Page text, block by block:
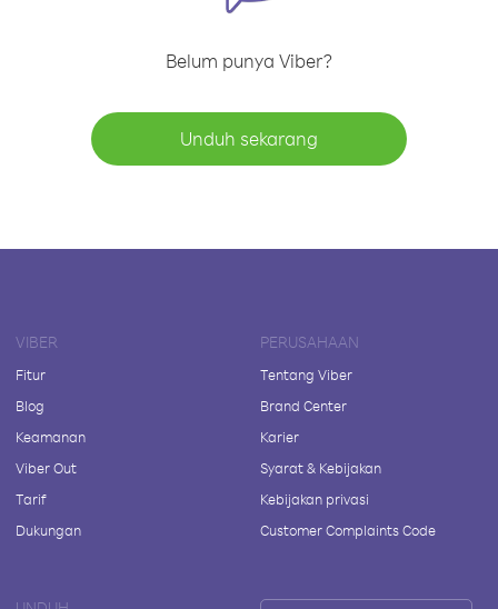
Belum punya Viber?
Unduh sekarang
VIBER
Fitur
Blog
Keamanan
Viber Out
Tarif
Dukungan
PERUSAHAAN
Tentang Viber
Brand Center
Karier
Syarat & Kebijakan
Kebijakan privasi
Customer Complaints Code